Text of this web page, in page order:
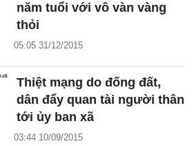
năm tuổi với vô vàn vàng
thỏi
05:05 31/12/2015
Thiệt mạng do đống đất,
dân đẩy quan tài người thân
tới ủy ban xã
03:44 10/09/2015